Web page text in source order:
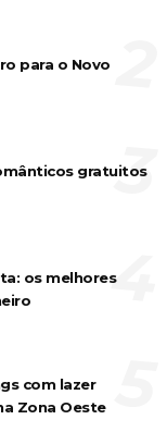
para o Novo
gratuitos
3
os melhores
4
com lazer
Zona Oeste